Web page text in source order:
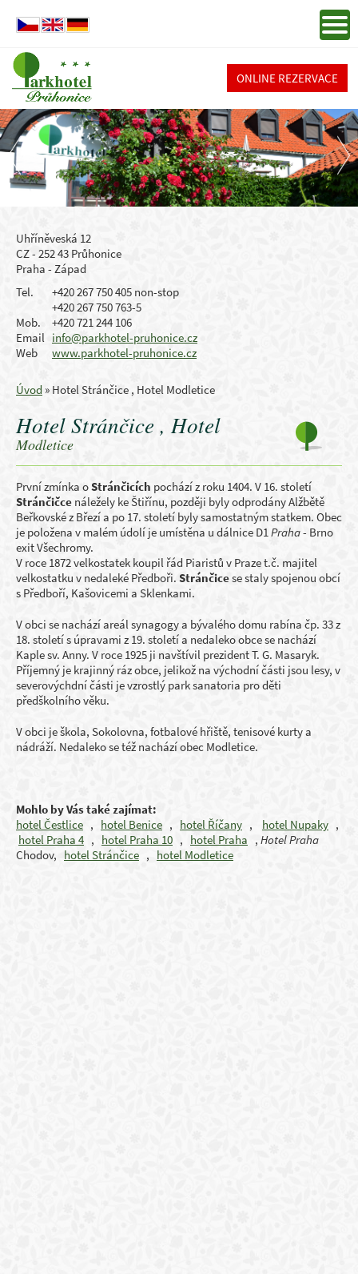
ONLINE REZERVACE
Uhříněveská 12
CZ - 252 43 Průhonice
Praha - Západ
Tel.
+420 267 750 405 non-stop
+420 267 750 763-5
Mob.
+420 721 244 106
Email info@parkhotel-pruhonice.cz
Web
www.parkhotel-pruhonice.cz
Úvod » Hotel Stránčice , Hotel Modletice
Hotel Stránčice , Hotel
Modletice
První zmínka oStránčicích pochází z roku 1404. V 16. století
Stránčičce náležely ke Štiřínu, později byly odprodány Alžbětě
Beřkovské z Březí a po 17. století byly samostatným statkem. Obec
je položena v malém údolí je umístěna u dálnice D1Praha- Brno
exit Všechromy.
V roce 1872 velkostatek koupil řád Piaristů v Praze t.č. majitel
velkostatku v nedaleké Předboři. Stránčicese staly spojenou obcí
s Předboří, Kašovicemi a Sklenkami.
V obci se nachází areál synagogy a bývalého domu rabína čp. 33 z
18. století s úpravami z 19. století a nedaleko obce se nachází
Kaple sv. Anny. V roce 1925 ji navštívil prezident T. G. Masaryk.
Příjemný je krajinný ráz obce, jelikož na východní části jsou lesy, v
severovýchdní části je vzrostlý park sanatoria pro děti
předškolního věku.
V obci je škola, Sokolovna, fotbalové hřiště, tenisové kurty a
nádráží. Nedaleko se též nachází obec Modletice.
Mohlo by Vás také zajímat:
hotel Čestlice , hotel Benice , hotel Říčany , hotel Nupaky ,
hotel Praha 4 , hotel Praha 10 , hotel Praha , Hotel Praha
Chodov, hotel Stránčice , hotel Modletice